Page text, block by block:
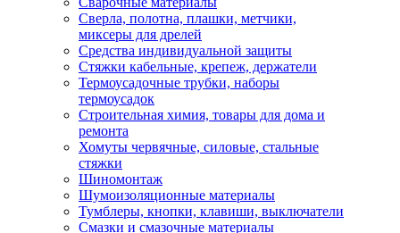
Сверла, полотна, плашки, метчики,
миксеры для дрелей
Средства индивидуальной защиты
Стяжки кабельные, крепеж, держатели
Термоусадочные трубки, наборы
термоусадок
Строительная химия, товары для дома и
ремонта
Хомуты червячные, силовые, стальные
стяжки
Шиномонтаж
Шумоизоляционные материалы
Тумблеры, кнопки, клавиши, выключатели
Смазки и смазочные материалы